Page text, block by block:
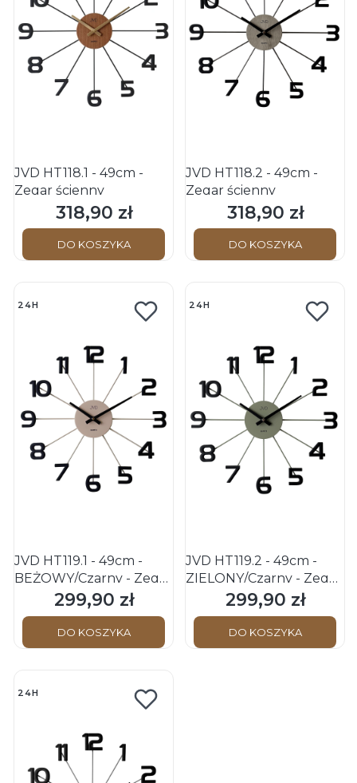
JVD HT118.1 - 49cm -
Zegar ścienny
Cena
318,90 zł
DO KOSZYKA
JVD HT118.2 - 49cm -
Zegar ścienny
Cena
318,90 zł
DO KOSZYKA
24H
JVD HT119.1 - 49cm -
BEŻOWY/Czarny - Zegar
ściennyCena
299,90 zł
DO KOSZYKA
24H
JVD HT119.2 - 49cm -
ZIELONY/Czarny - Zegar
ściennyCena
299,90 zł
DO KOSZYKA
24H